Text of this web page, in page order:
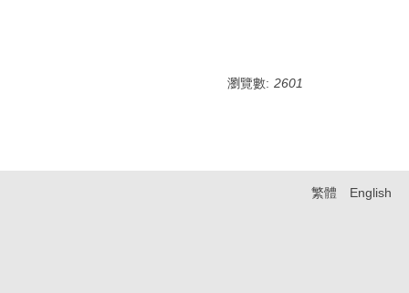
瀏覽數: 2601
繁體 English